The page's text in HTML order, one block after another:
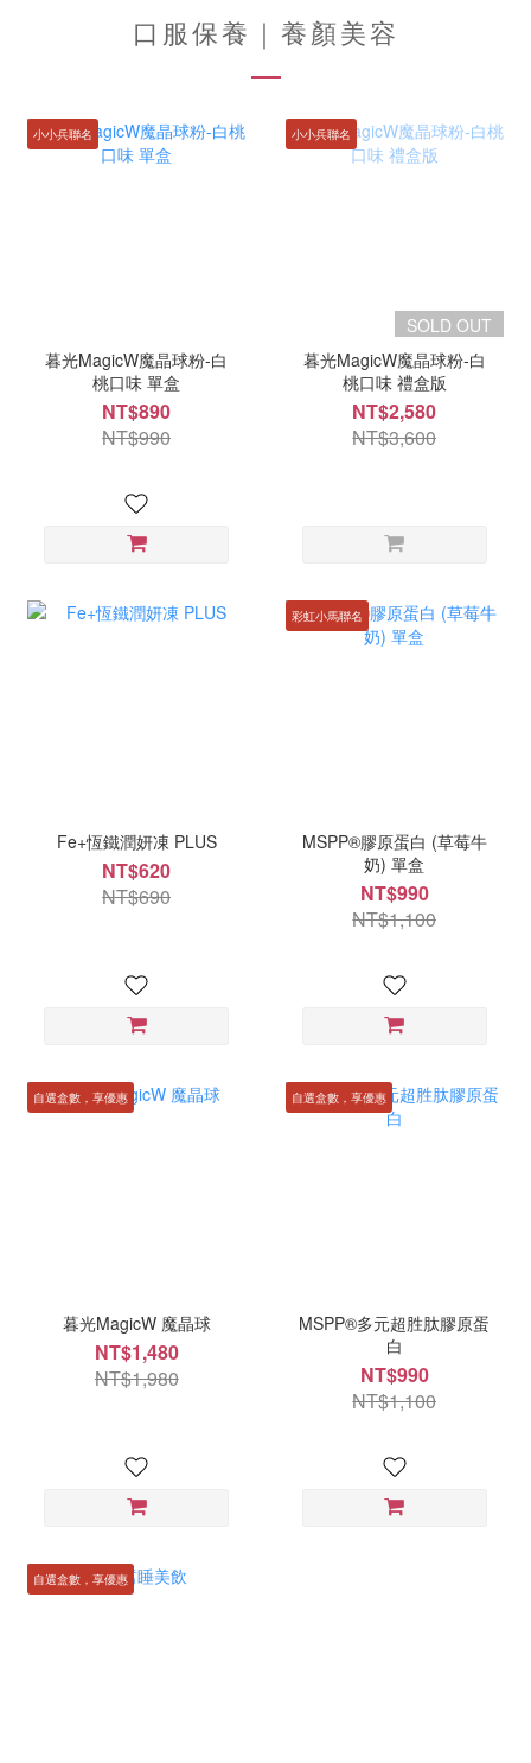
口服保養｜養顏美容
小小兵聯名
暮光MagicW魔晶球粉-白
桃口味 單盒
NT$890
NT$990
小小兵聯名
SOLD OUT
暮光MagicW魔晶球粉-白
桃口味 禮盒版
NT$2,580
NT$3,600
Fe+恆鐵潤妍凍 PLUS
NT$620
NT$690
彩虹小馬聯名
MSPP®膠原蛋白 (草莓牛
奶) 單盒
NT$990
NT$1,100
自選盒數，享優惠
暮光MagicW 魔晶球
NT$1,480
NT$1,980
自選盒數，享優惠
MSPP®多元超胜肽膠原蛋
白
NT$990
NT$1,100
自選盒數，享優惠